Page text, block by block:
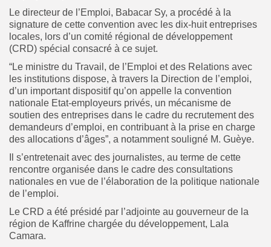
Le directeur de l’Emploi, Babacar Sy, a procédé à la
signature de cette convention avec les dix-huit entreprises
locales, lors d’un comité régional de développement
(CRD) spécial consacré à ce sujet.
“Le ministre du Travail, de l’Emploi et des Relations avec
les institutions dispose, à travers la Direction de l’emploi,
d’un important dispositif qu’on appelle la convention
nationale Etat-employeurs privés, un mécanisme de
soutien des entreprises dans le cadre du recrutement des
demandeurs d’emploi, en contribuant à la prise en charge
des allocations d’âges”, a notamment souligné M. Guèye.
Il s’entretenait avec des journalistes, au terme de cette
rencontre organisée dans le cadre des consultations
nationales en vue de l’élaboration de la politique nationale
de l’emploi.
Le CRD a été présidé par l’adjointe au gouverneur de la
région de Kaffrine chargée du développement, Lala
Camara.